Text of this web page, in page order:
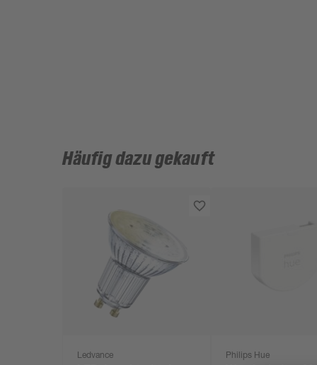
Häufig dazu gekauft
Ledvance Philips Hue